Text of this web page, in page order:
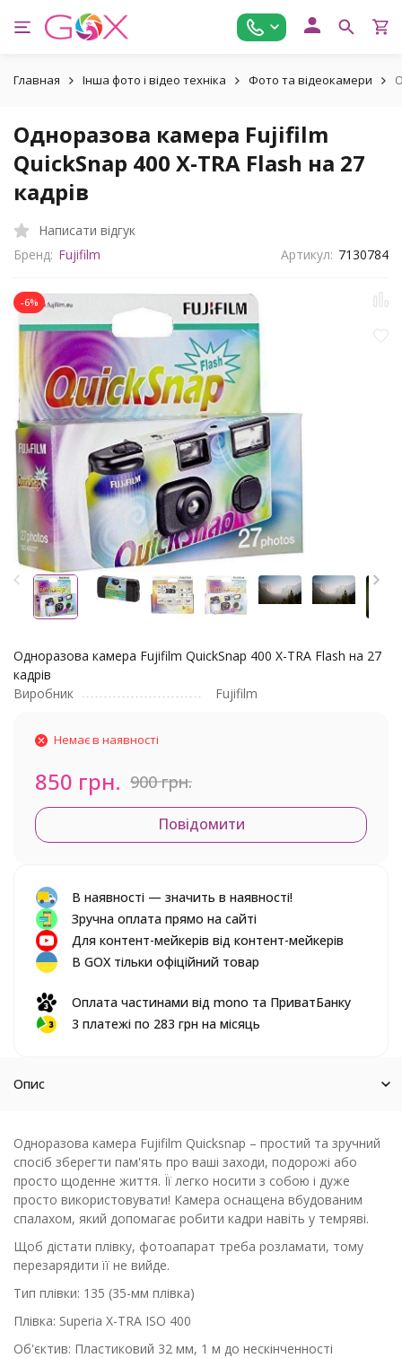
Главная Інша фото і відео техніка Фото та відеокамери
Одноразова камера Fujifilm
QuickSnap 400 X-TRA Flash на 27
кадрів
Написати відгук
Бренд: Fujifilm Артикул: 7130784
-6%
Одноразова камера Fujifilm QuickSnap 400 X-TRA Flash на 27
кадрів
Виробник
Fujifilm
Немає в наявності
850 грн. 900 грн.
Повідомити
В наявності — значить в наявності!
Зручна оплата прямо на сайті
Для контент-мейкерів від контент-мейкерів
В GOX тільки офіційний товар
Оплата частинами від mono та ПриватБанку
3 платежі по 283 грн на місяць
Опис
Одноразова камера Fujifilm Quicksnap – простий та зручний
спосіб зберегти пам'ять про ваші заходи, подорожі або
просто щоденне життя. Її легко носити з собою і дуже
просто використовувати! Камера оснащена вбудованим
спалахом, який допомагає робити кадри навіть у темряві.
Щоб дістати плівку, фотоапарат треба розламати, тому
перезарядити її не вийде.
Тип плівки: 135 (35-мм плівка)
Плівка: Superia X-TRA ISO 400
Об'єктив: Пластиковий 32 мм, 1 м до нескінченності